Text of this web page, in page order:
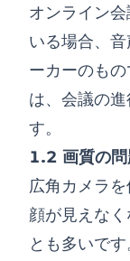
4. まとめ
オンライン
いる場合、
ーカーのも
は、会議の
す。
1.2 画質の問
広角カメラ
顔が見えな
とも多いで